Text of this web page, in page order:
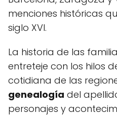
menciones históricas
siglo XVI.
La historia de las
entreteje con los hilos
cotidiana de las
genealogía del
personajes y